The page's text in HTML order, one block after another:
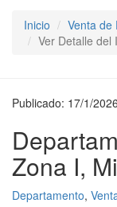
Inicio
Venta de
Ver Detalle del
Publicado: 17/1/
Zona I,
Departamento,